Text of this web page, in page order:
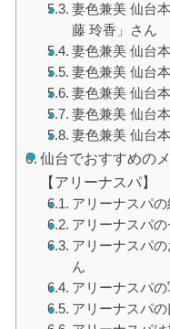
妻色兼美 仙台
藤 玲香」さん
妻色兼美 仙台
妻色兼美 仙台
妻色兼美 仙台
妻色兼美 仙台
妻色兼美 仙台
仙台でおすすめの
【アリーナスパ】
アリーナスパ
アリーナスパ
アリーナスパ
ん
アリーナスパ
アリーナスパ